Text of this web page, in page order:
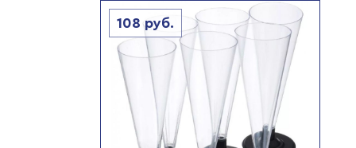
108 руб.